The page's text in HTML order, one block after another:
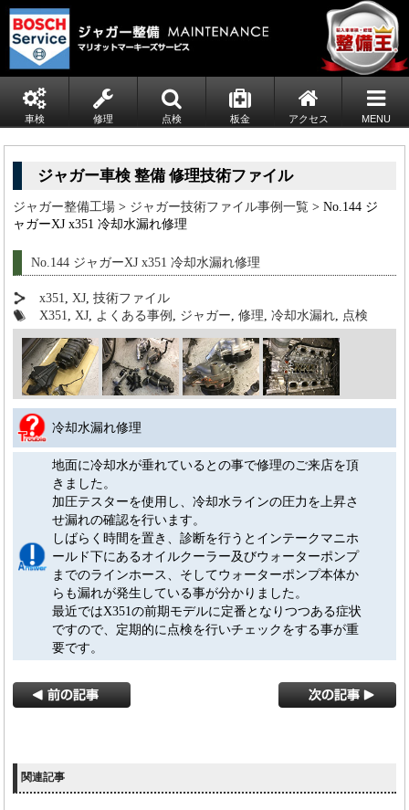
車検 修理 点検 板金 アクセス MENU
ジャガー車検 整備 修理技術ファイル
ジャガー整備工場 > ジャガー技術ファイル事例一覧 > No.144 ジ
ャガーXJ x351 冷却水漏れ修理
No.144 ジャガーXJ x351 冷却水漏れ修理
x351 XJ ,技術ファイル
X351
XJ よくある事例 ジャガー ,修理 ,冷却水漏れ 点検
冷却水漏れ修理
地面に冷却水が垂れているとの事で修理のご来店を頂
きました。
加圧テスターを使用し、冷却水ラインの圧力を上昇さ
せ漏れの確認を行います。
しばらく時間を置き、診断を行うとインテークマニホ
ールド下にあるオイルクーラー及びウォーターポンプ
までのラインホース、そしてウォーターポンプ本体か
らも漏れが発生している事が分かりました。
最近ではX351の前期モデルに定番となりつつある症状
ですので、定期的に点検を行いチェックをする事が重
要です。
関連記事